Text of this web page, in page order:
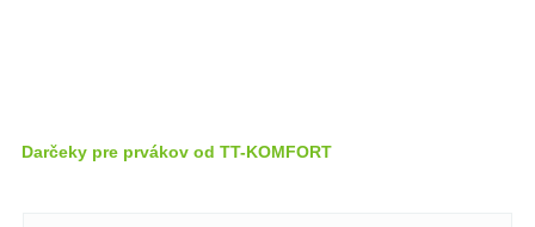
Darčeky pre prvákov od TT-KOMFORT